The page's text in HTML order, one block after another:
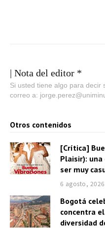
| Nota del editor *
Si usted tiene algo para decir
correo a:
Otros contenidos
[Crítica]
Plaisir):
ser muy
6 agosto, 2026
Bogotá
concentra
diversidad